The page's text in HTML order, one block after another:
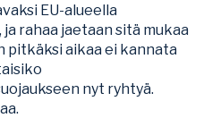
EU-alueella
rahaa jaetaan sitä mukaa
pitkäksi aikaa ei kannata
nyt ryhtyä.